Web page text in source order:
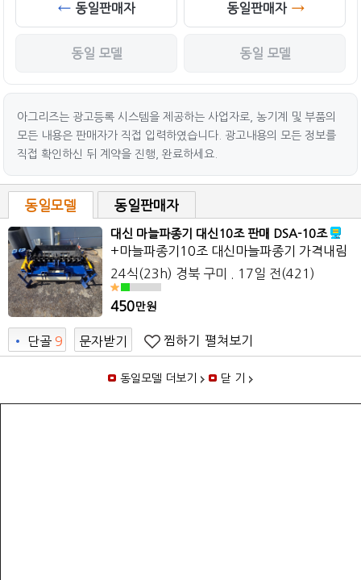
동일판매자
동일 모델
동일판매자
동일 모델
아그리즈는 광고등록 시스템을 제공하는 사업자로, 농기계 및 부품의
모든 내용은 판매자가 직접 입력하였습니다. 광고내용의 모든 정보를
직접 확인하신 뒤 계약을 진행, 완료하세요.
동일모델 동일판매자
대신 마늘파종기 대신10조 판매 DSA-10조
+마늘파종기10조 대신마늘파종기 가격내림
24식(23h) 경북 구미 . 17일 전(421)
450만원
• 단골 9 문자받기 찜하기 펼쳐보기
동일모델 더보기 닫 기